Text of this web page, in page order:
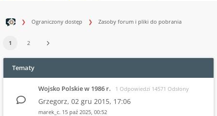
Ograniczony dostęp Zasoby forum i pliki do pobrania
1 2
Tematy
Wojsko Polskie w 1986 r. 1 Odpowiedzi 14571 Odsłony
Grzegorz, 02 gru 2015, 17:06
marek_c. 15 paź 2025, 00:52